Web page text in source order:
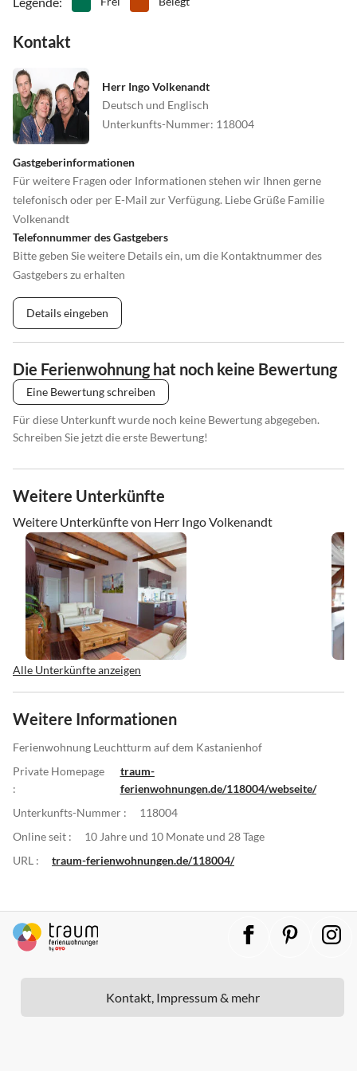
Kontakt
Herr Ingo Volkenandt
Deutsch und Englisch
Unterkunfts-Nummer: 118004
Gastgeberinformationen
Für weitere Fragen oder Informationen stehen wir Ihnen gerne
telefonisch oder per E-Mail zur Verfügung. Liebe Grüße Familie
Volkenandt
Telefonnummer des Gastgebers
Bitte geben Sie weitere Details ein, um die Kontaktnummer des
Gastgebers zu erhalten
Details eingeben
Die Ferienwohnung hat noch keine Bewertung
Eine Bewertung schreiben
Für diese Unterkunft wurde noch keine Bewertung abgegeben.
Schreiben Sie jetzt die erste Bewertung!
Weitere Unterkünfte
Weitere Unterkünfte von Herr Ingo Volkenandt
Alle Unterkünfte anzeigen
Weitere Informationen
Ferienwohnung Leuchtturm auf dem Kastanienhof
Private Homepage
:
traum-
ferienwohnungen.de/118004/webseite/
Unterkunfts-Nummer :
118004
Online seit :
10 Jahre und 10 Monate und 28 Tage
URL :
traum-ferienwohnungen.de/118004/
Kontakt, Impressum & mehr